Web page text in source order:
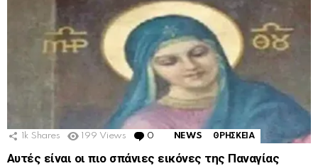
1k Shares 199 Views 0 Comments
NEWS ΘΡΗΣΚΕΙΑ
Αυτές είναι οι πιο σπάνιες εικόνες της Παναγίας